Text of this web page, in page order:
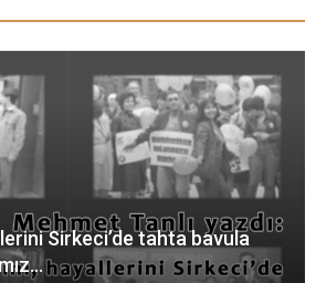
Sirkeci’de tahta bavula